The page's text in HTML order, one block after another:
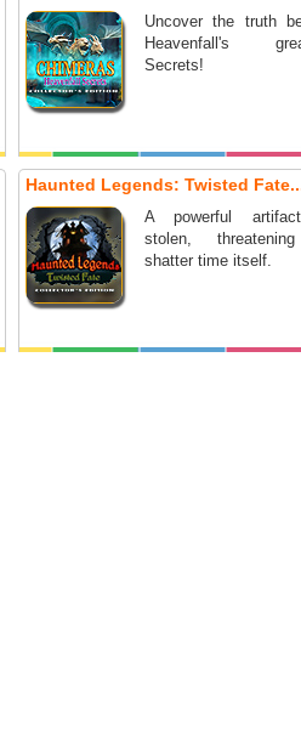
Uncover the truth
Heavenfall's
Secrets!
Haunted Legends: Twisted
A powerful
stolen,
shatter time itself.